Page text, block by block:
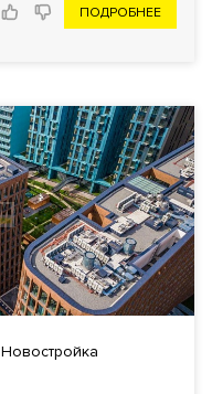
ПОДРОБНЕЕ
Новостройка